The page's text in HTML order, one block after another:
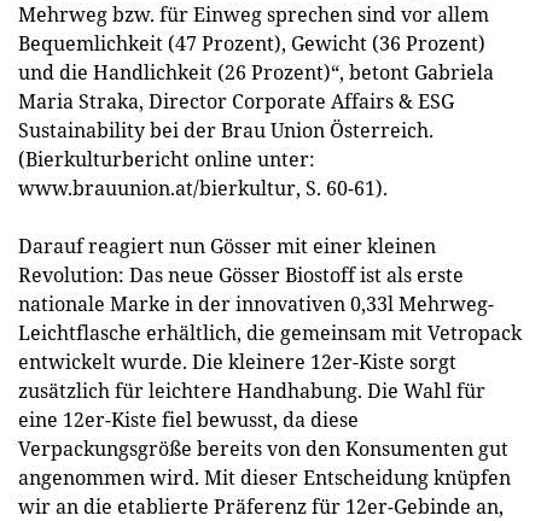
Mehrweg bzw. für Einweg sprechen sind vor allem
Bequemlichkeit (47 Prozent), Gewicht (36 Prozent)
und die Handlichkeit (26 Prozent)“, betont Gabriela
Maria Straka, Director Corporate Affairs & ESG
Sustainability bei der Brau Union Österreich.
(Bierkulturbericht online unter:
www.brauunion.at/bierkultur, S. 60-61).
Darauf reagiert nun Gösser mit einer kleinen
Revolution: Das neue Gösser Biostoff ist als erste
nationale Marke in der innovativen 0,33l Mehrweg-
Leichtflasche erhältlich, die gemeinsam mit Vetropack
entwickelt wurde. Die kleinere 12er-Kiste sorgt
zusätzlich für leichtere Handhabung. Die Wahl für
eine 12er-Kiste fiel bewusst, da diese
Verpackungsgröße bereits von den Konsumenten gut
angenommen wird. Mit dieser Entscheidung knüpfen
wir an die etablierte Präferenz für 12er-Gebinde an,